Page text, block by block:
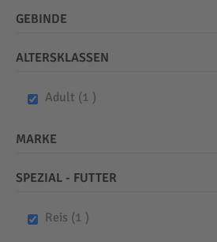
GEBINDE
ALTERSKLASSEN
Adult 1 item
MARKE
SPEZIAL - FUTTER
Reis 1 item